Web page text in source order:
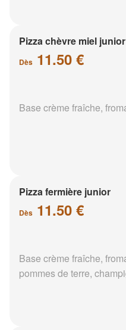
Pizza chèvre miel junior
Dès 11.50 €
Base crème fraîche,
Pizza fermière junior
Dès 11.50 €
Base crème fraîche,
pommes de terre,